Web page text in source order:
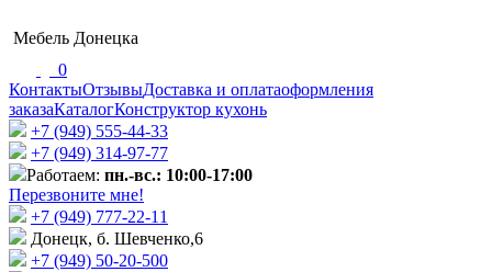
Мебель Донецка
0
КонтактыОтзывыДоставка и оплатаоформления
заказаКаталогКонструктор кухонь
+7 (949) 555-44-33
+7 (949) 314-97-77
Работаем: пн.-вс.: 10:00-17:00
Перезвоните мне!
+7 (‎949) 777-22-11
Донецк, б. Шевченко,6
+7 (949) 50-20-500